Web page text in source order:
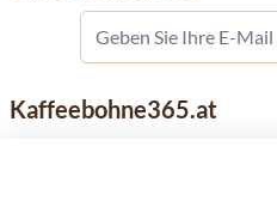
Kaffeebohne365.at
bekannter nationaler und